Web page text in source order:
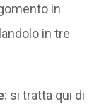
in
in tre
: si tratta qui di